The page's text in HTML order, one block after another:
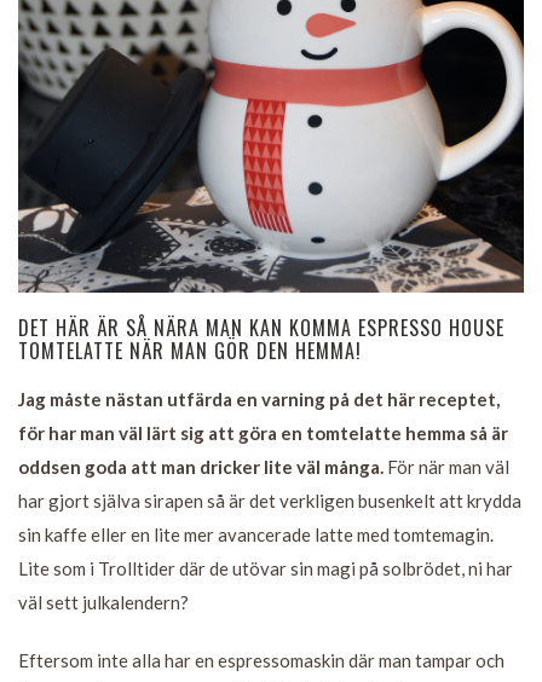
DET HÄR ÄR SÅ NÄRA MAN KAN KOMMA ESPRESSO HOUSE
TOMTELATTE NÄR MAN GÖR DEN HEMMA!
Jag måste nästan utfärda en varning på det här receptet,
för har man väl lärt sig att göra en tomtelatte hemma så är
oddsen goda att man dricker lite väl många. För när man väl
har gjort själva sirapen så är det verkligen busenkelt att krydda
sin kaffe eller en lite mer avancerade latte med tomtemagin.
Lite som i Trolltider där de utövar sin magi på solbrödet, ni har
väl sett julkalendern?
Eftersom inte alla har en espressomaskin där man tampar och